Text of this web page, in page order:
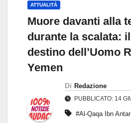
ATTUALITÀ
Muore davanti alla
durante la scalata:
destino dell’Uomo
Yemen
Di Redazione
PUBBLICATO: 14
#Al-Qaqa Ibn Antar